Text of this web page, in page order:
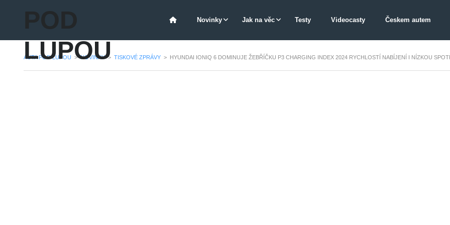
POD
LUPOU
Novinky Jak na věc Testy Videocasty Českem autem
AUTA POD LUPOU > NOVINKY > TISKOVÉ ZPRÁVY > HYUNDAI IONIQ 6 DOMINUJE ŽEBŘÍČKU P3 CHARGING INDEX 2024 RYCHLOSTÍ NABÍJENÍ I NÍZKOU